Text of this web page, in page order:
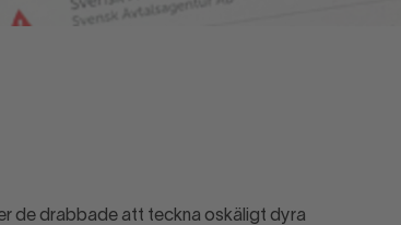
de drabbade att teckna oskäligt dyra